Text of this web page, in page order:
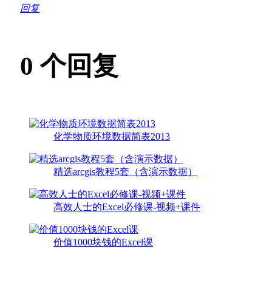
回复
0 个回复
化学物质环境数据简表2013
精选arcgis教程5套（含演示数据）
高效人士的Excel必修课-视频+课件
价值1000块钱的Excel课